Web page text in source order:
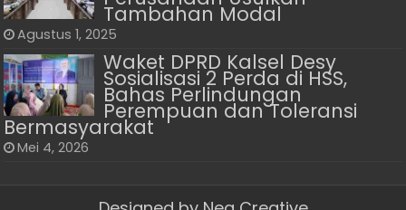
Tambahan Modal
Agustus 1, 2025
Waket DPRD Kalsel Desy
Sosialisasi 2 Perda di HSS,
Bahas Perlindungan
Perempuan dan Toleransi
Bermasyarakat
Mei 4, 2026